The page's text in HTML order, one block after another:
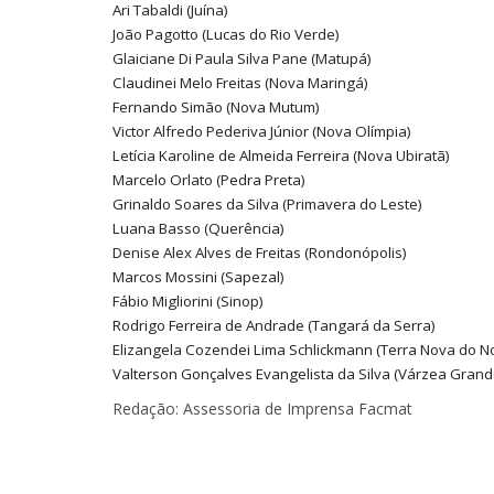
Ari Tabaldi (Juína)
João Pagotto (Lucas do Rio Verde)
Glaiciane Di Paula Silva Pane (Matupá)
Claudinei Melo Freitas (Nova Maringá)
Fernando Simão (Nova Mutum)
Victor Alfredo Pederiva Júnior (Nova Olímpia)
Letícia Karoline de Almeida Ferreira (Nova Ubiratã)
Marcelo Orlato (Pedra Preta)
Grinaldo Soares da Silva (Primavera do Leste)
Luana Basso (Querência)
Denise Alex Alves de Freitas (Rondonópolis)
Marcos Mossini (Sapezal)
Fábio Migliorini (Sinop)
Rodrigo Ferreira de Andrade (Tangará da Serra)
Elizangela Cozendei Lima Schlickmann (Terra Nova do
Valterson Gonçalves Evangelista da Silva (Várzea
Redação: Assessoria de Imprensa Facmat